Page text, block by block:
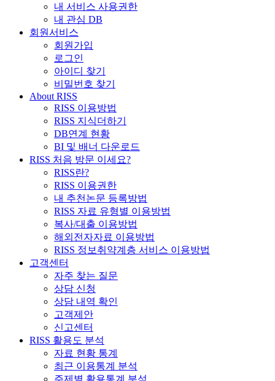
내 서비스 사용권한
내 관심 DB
회원서비스
회원가입
로그인
아이디 찾기
비밀번호 찾기
About RISS
RISS 이용방법
RISS 지식더하기
DB연계 현황
BI 및 배너 다운로드
RISS 처음 방문 이세요?
RISS란?
RISS 이용권한
내 추천논문 등록방법
RISS 자료 유형별 이용방법
복사/대출 이용방법
해외전자자료 이용방법
RISS 정보취약계층 서비스 이용방법
고객센터
자주 찾는 질문
상담 신청
상담 내역 확인
고객제안
신고센터
RISS 활용도 분석
자료 현황 통계
최근 이용통계 분석